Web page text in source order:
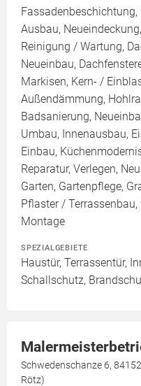
Fassadenbeschichtung,
Ausbau,
Reinigung / Wartung,
Neueinbau,
Markisen, Kern- /
Außendämmung,
Badsanierung,
Umbau, Innenausbau,
Einbau,
Reparatur, Verlegen,
Garten, Gartenpflege,
Pflaster /
Montage
SPEZIALGEBIETE
Haustür, Terrassentür,
Schallschutz,
Schwedenschanze 6,
Rötz)